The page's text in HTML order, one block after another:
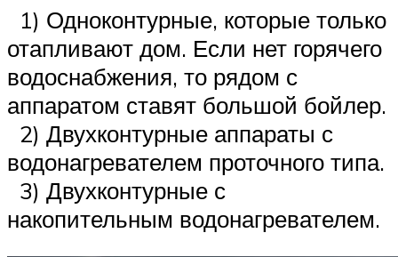
1) Одноконтурные, которые только
отапливают дом. Если нет горячего
водоснабжения, то рядом с
аппаратом ставят большой бойлер.
2) Двухконтурные аппараты с
водонагревателем проточного типа.
3) Двухконтурные с
накопительным водонагревателем.